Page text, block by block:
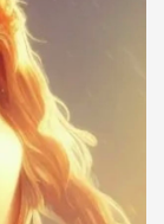
и у
сфере.